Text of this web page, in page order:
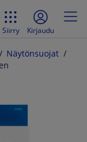
Siirry Kirjaudu
Näytönsuojat